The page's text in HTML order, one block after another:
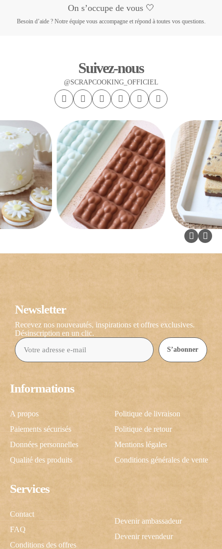
On s’occupe de vous 🤍
Besoin d’aide ? Notre équipe vous accompagne et répond à toutes vos questions.
Suivez-nous
@SCRAPCOOKING_OFFICIEL
Services
Contact
FAQ
Conditions des offres
Devenir ambassadeur
Devenir revendeur
Informations
A propos
Paiements sécurisés
Données personnelles
Qualité des produits
Politique de livraison
Politique de retour
Mentions légales
Conditions générales de vente
Newsletter
Recevez nos nouveautés, inspirations et offres exclusives.
Désinscription en un clic.
S’abonner